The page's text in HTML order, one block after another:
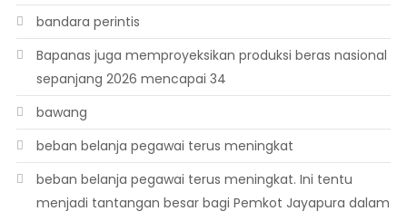
bandara perintis
Bapanas juga memproyeksikan produksi beras nasional
sepanjang 2026 mencapai 34
bawang
beban belanja pegawai terus meningkat
beban belanja pegawai terus meningkat. Ini tentu
menjadi tantangan besar bagi Pemkot Jayapura dalam